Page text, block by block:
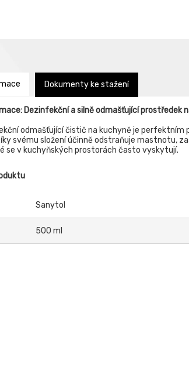
Dokumenty ke stažení
Dezinfekční a silně odmašťující prostředek
odmašťující čistič na kuchyně je perfektním
svému složení účinně odstraňuje mastnotu,
se v kuchyňských prostorách často vyskytují.
Sanytol
500 ml